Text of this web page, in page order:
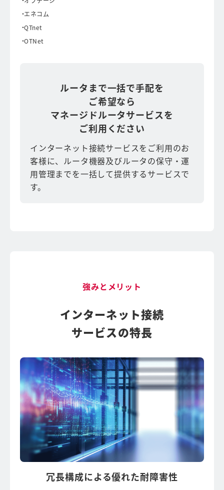
エネコム
QTnet
OTNet
ルータまで一括で手配を
ご希望なら
マネージドルータサービスを
ご利用ください
インターネット接続サービスをご利用のお
客様に、ルータ機器及びルータの保守・運
用管理までを一括して提供するサービスで
す。
強みとメリット
インターネット接続
サービスの特長
冗長構成による優れた耐障害性